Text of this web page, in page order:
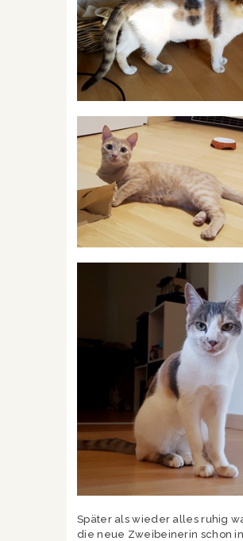
Später als wieder alles ruhig
die neue Zweibeinerin schon